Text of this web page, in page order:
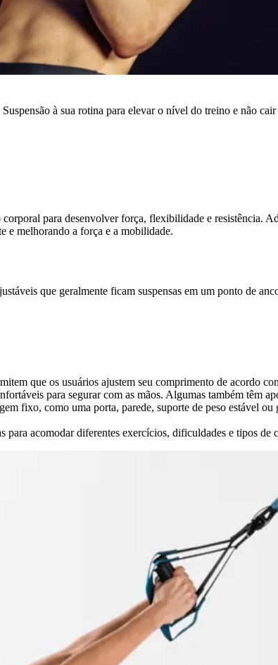
à sua rotina para elevar o nível do treino e não cair
para desenvolver força, flexibilidade e resistência.
e melhorando a força e a mobilidade.
que geralmente ficam suspensas em um ponto de
que os usuários ajustem seu comprimento de acordo
para segurar com as mãos. Algumas também têm
fixo, como uma porta, parede, suporte de peso estável
para acomodar diferentes exercícios, dificuldades e tipos de